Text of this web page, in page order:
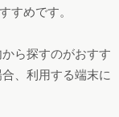
すめです。
ら探すのがおすす
、利用する端末に